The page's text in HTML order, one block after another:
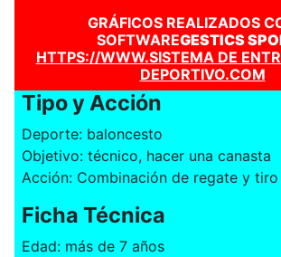
GRÁFICOS REALIZADOS
SOFTWAREGESTICS
HTTPS://WWW.SISTEMA DE
DEPORTIVO.COM
Tipo y Acción
Deporte: baloncesto
Objetivo: técnico, hacer una canasta
Acción: Combinación de regate y tiro
Ficha Técnica
Edad: más de 7 años